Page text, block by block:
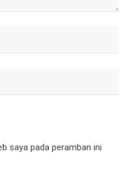
saya pada peramban ini